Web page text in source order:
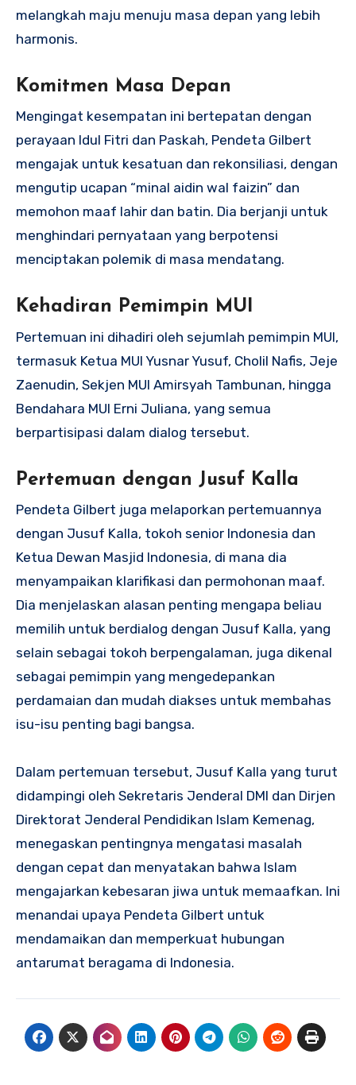
melangkah maju menuju masa depan yang lebih
harmonis.
Komitmen Masa Depan
Mengingat kesempatan ini bertepatan dengan
perayaan Idul Fitri dan Paskah, Pendeta Gilbert
mengajak untuk kesatuan dan rekonsiliasi, dengan
mengutip ucapan “minal aidin wal faizin” dan
memohon maaf lahir dan batin. Dia berjanji untuk
menghindari pernyataan yang berpotensi
menciptakan polemik di masa mendatang.
Kehadiran Pemimpin MUI
Pertemuan ini dihadiri oleh sejumlah pemimpin MUI,
termasuk Ketua MUI Yusnar Yusuf, Cholil Nafis, Jeje
Zaenudin, Sekjen MUI Amirsyah Tambunan, hingga
Bendahara MUI Erni Juliana, yang semua
berpartisipasi dalam dialog tersebut.
Pertemuan dengan Jusuf Kalla
Pendeta Gilbert juga melaporkan pertemuannya
dengan Jusuf Kalla, tokoh senior Indonesia dan
Ketua Dewan Masjid Indonesia, di mana dia
menyampaikan klarifikasi dan permohonan maaf.
Dia menjelaskan alasan penting mengapa beliau
memilih untuk berdialog dengan Jusuf Kalla, yang
selain sebagai tokoh berpengalaman, juga dikenal
sebagai pemimpin yang mengedepankan
perdamaian dan mudah diakses untuk membahas
isu-isu penting bagi bangsa.
Dalam pertemuan tersebut, Jusuf Kalla yang turut
didampingi oleh Sekretaris Jenderal DMI dan Dirjen
Direktorat Jenderal Pendidikan Islam Kemenag,
menegaskan pentingnya mengatasi masalah
dengan cepat dan menyatakan bahwa Islam
mengajarkan kebesaran jiwa untuk memaafkan. Ini
menandai upaya Pendeta Gilbert untuk
mendamaikan dan memperkuat hubungan
antarumat beragama di Indonesia.